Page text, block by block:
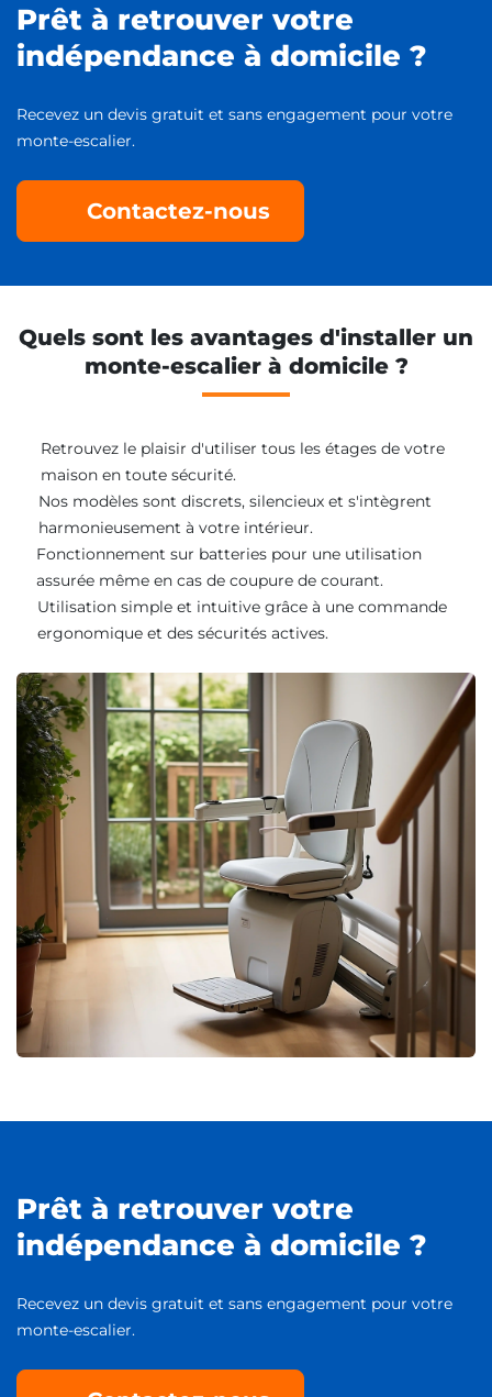
Prêt à retrouver votre
indépendance à domicile ?
Recevez un devis gratuit et sans engagement pour votre
monte-escalier.
Contactez-nous
Quels sont les avantages d'installer un
monte-escalier à domicile ?
Retrouvez le plaisir d'utiliser tous les étages de votre
maison en toute sécurité.
Nos modèles sont discrets, silencieux et s'intègrent
harmonieusement à votre intérieur.
Fonctionnement sur batteries pour une utilisation
assurée même en cas de coupure de courant.
Utilisation simple et intuitive grâce à une commande
ergonomique et des sécurités actives.
Prêt à retrouver votre
indépendance à domicile ?
Recevez un devis gratuit et sans engagement pour votre
monte-escalier.